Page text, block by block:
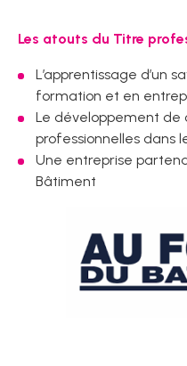
Les atouts du Titre
L’apprentissage d’un
formation et en
Le développement de
professionnelles dans
Une entreprise
Bâtiment